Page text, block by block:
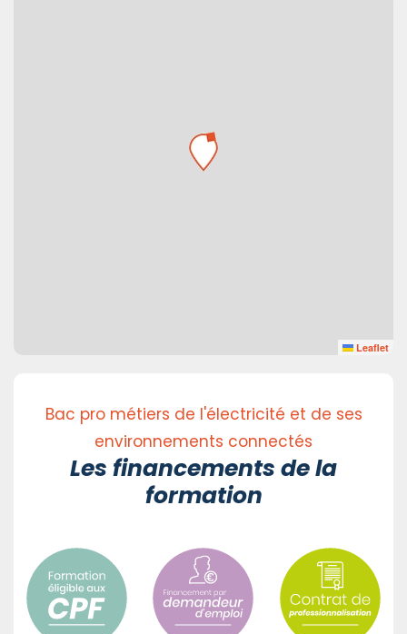
Leaflet
Bac pro métiers de l'électricité et de ses
environnements connectés
Les financements de la
formation